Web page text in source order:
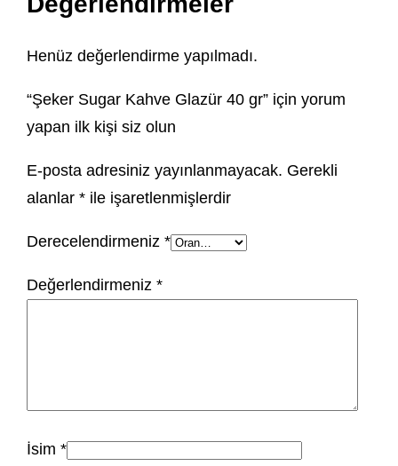
Henüz değerlendirme yapılmadı.
“Şeker Sugar Kahve Glazür 40 gr” için yorum
yapan ilk kişi siz olun
E-posta adresiniz yayınlanmayacak. Gerekli
alanlar* ile işaretlenmişlerdir
Derecelendirmeniz*
Değerlendirmeniz*
İsim*